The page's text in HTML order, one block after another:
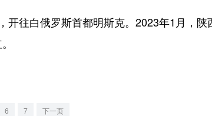
往白俄罗斯首都明斯克。2023年1月，陕
6 7 下一页